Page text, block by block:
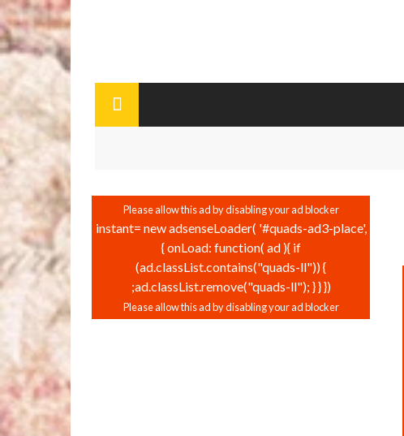
instant= new adsenseLoader( '#quads-ad3-place',
{ onLoad: function( ad ){ if
(ad.classList.contains("quads-ll")) {
ad.classList.remove("quads-ll"); } } });